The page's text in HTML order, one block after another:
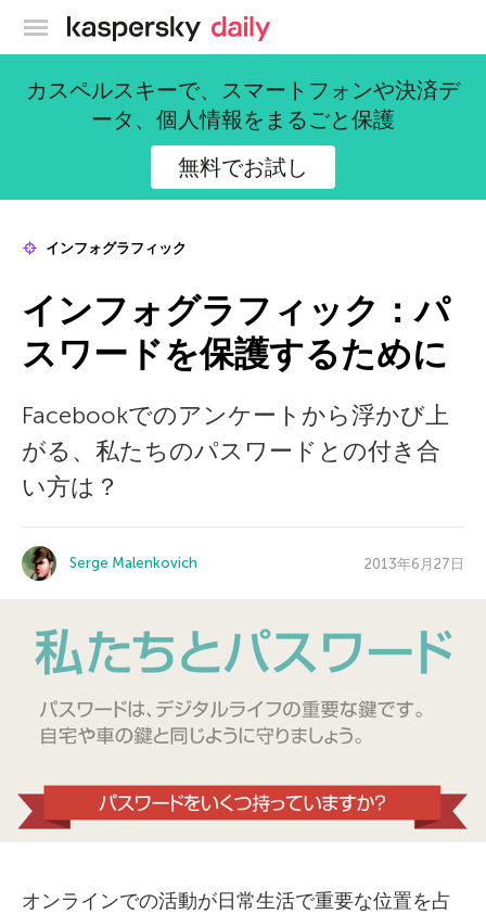
カスペルスキー公式ブログ
カスペルスキーで、スマートフォンや決済デ
ータ、個人情報をまるごと保護
無料でお試し
インフォグラフィック
インフォグラフィック：パ
スワードを保護するために
Facebookでのアンケートから浮かび上
がる、私たちのパスワードとの付き合
い方は？
Serge Malenkovich 2013年6月27日
オンラインでの活動が日常生活で重要な位置を占